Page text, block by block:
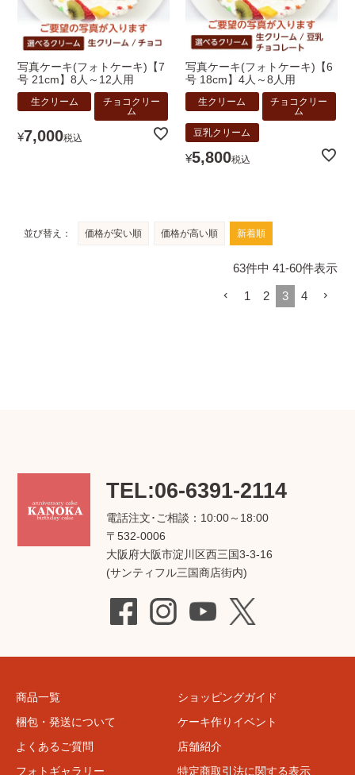
写真ケーキ(フォトケーキ)【7
号 21cm】8人～12人用
生クリーム
チョコクリー
ム
¥7,000税込
写真ケーキ(フォトケーキ)【6
号 18cm】4人～8人用
生クリーム
チョコクリー
ム
豆乳クリーム
¥5,800税込
並び替え 価格が安い順 価格が高い順 新着順
63件中 41-60件表示
1 2 3 4
TEL:06-6391-2114
電話注文･ご相談：10:00～18:00
〒532-0006
大阪府大阪市淀川区西三国3-3-16
(サンティフル三国商店街内)
商品一覧
梱包・発送について
よくあるご質問
フォトギャラリー
ショッピングガイド
ケーキ作りイベント
店舗紹介
特定商取引法に関する表示